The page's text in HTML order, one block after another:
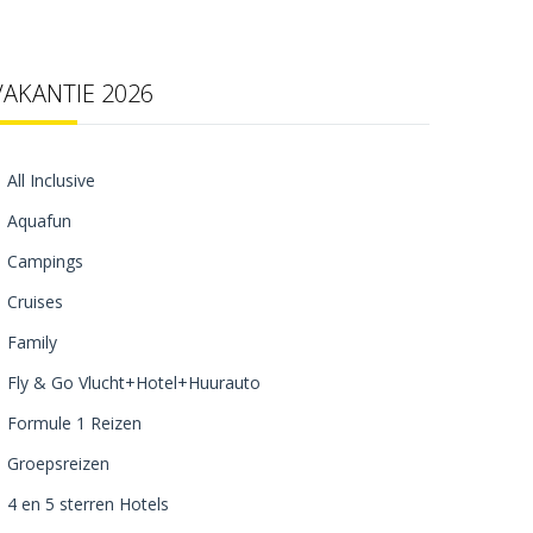
2026
All Inclusive
Aquafun
Campings
Cruises
Family
Fly & Go Vlucht+Hotel+Huurauto
Formule 1 Reizen
Groepsreizen
4 en 5 sterren Hotels